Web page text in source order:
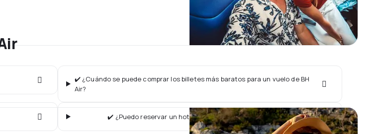
✔️ ¿Cuándo se puede comprar los billetes más baratos para un vuelo de BH
Air?
✔️ ¿Puedo reservar un hotel junto con un vuelo de BH Air?